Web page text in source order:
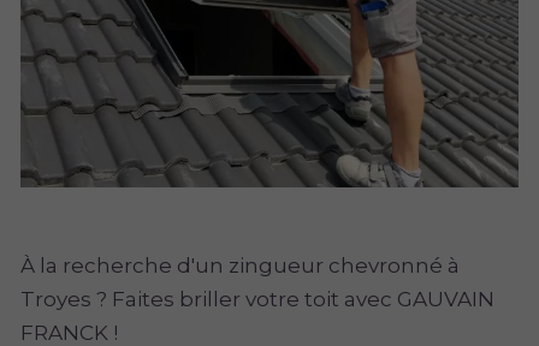
À la recherche d'un zingueur chevronné à
Troyes ? Faites briller votre toit avec GAUVAIN
FRANCK !